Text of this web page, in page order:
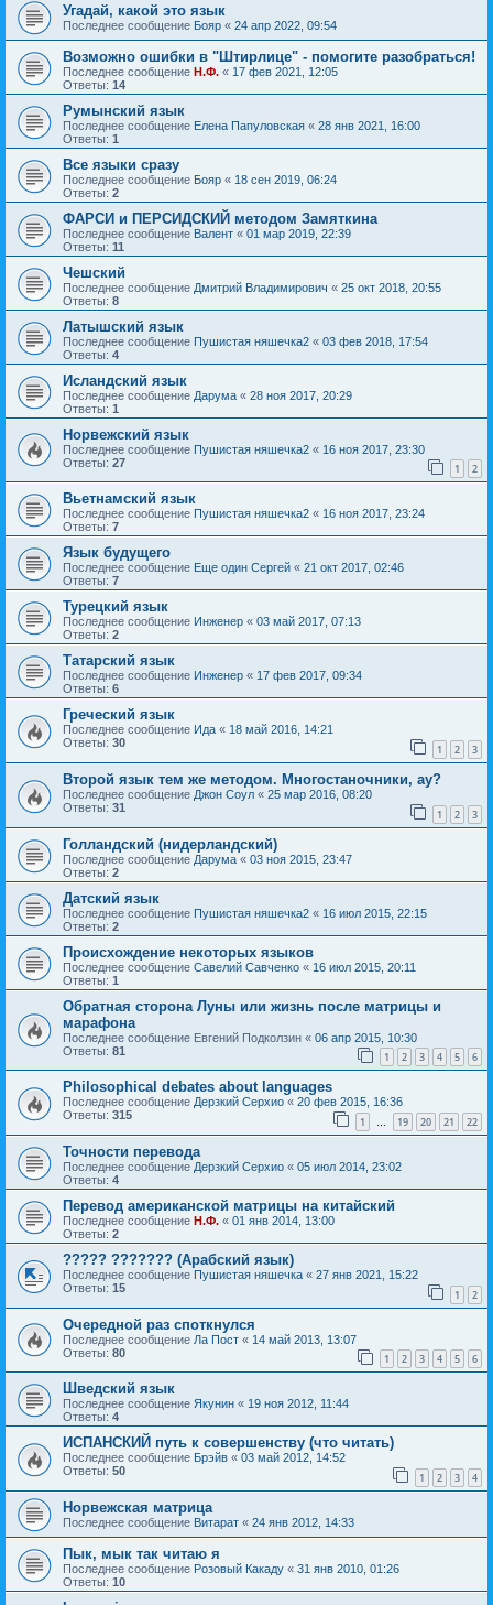
Угадай, какой это язык
Последнее сообщение Бояр « 24 апр 2022, 09:54
Возможно ошибки в "Штирлице" - помогите разобраться!
Последнее сообщение Н.Ф. « 17 фев 2021, 12:05
Ответы: 14
Румынский язык
Последнее сообщение Елена Папуловская « 28 янв 2021, 16:00
Ответы: 1
Все языки сразу
Последнее сообщение Бояр « 18 сен 2019, 06:24
Ответы: 2
ФАРСИ и ПЕРСИДСКИЙ методом Замяткина
Последнее сообщение Валент « 01 мар 2019, 22:39
Ответы: 11
Чешский
Последнее сообщение Дмитрий Владимирович « 25 окт 2018, 20:55
Ответы: 8
Латышский язык
Последнее сообщение Пушистая няшечка2 « 03 фев 2018, 17:54
Ответы: 4
Исландский язык
Последнее сообщение Дарума « 28 ноя 2017, 20:29
Ответы: 1
Норвежский язык
Последнее сообщение Пушистая няшечка2 « 16 ноя 2017, 23:30
Ответы: 27 1 2
Вьетнамский язык
Последнее сообщение Пушистая няшечка2 « 16 ноя 2017, 23:24
Ответы: 7
Язык будущего
Последнее сообщение Еще один Сергей « 21 окт 2017, 02:46
Ответы: 7
Турецкий язык
Последнее сообщение Инженер « 03 май 2017, 07:13
Ответы: 2
Татарский язык
Последнее сообщение Инженер « 17 фев 2017, 09:34
Ответы: 6
Греческий язык
Последнее сообщение Ида « 18 май 2016, 14:21
Ответы: 30 1 2 3
Второй язык тем же методом. Многостаночники, ау?
Последнее сообщение Джон Соул « 25 мар 2016, 08:20
Ответы: 31 1 2 3
Голландский (нидерландский)
Последнее сообщение Дарума « 03 ноя 2015, 23:47
Ответы: 2
Датский язык
Последнее сообщение Пушистая няшечка2 « 16 июл 2015, 22:15
Ответы: 2
Происхождение некоторых языков
Последнее сообщение Савелий Савченко « 16 июл 2015, 20:11
Ответы: 1
Обратная сторона Луны или жизнь после матрицы и
марафона
Последнее сообщение Евгений Подколзин « 06 апр 2015, 10:30
Ответы: 81 1 2 3 4 5 6
Philosophical debates about languages
Последнее сообщение Дерзкий Серхио « 20 фев 2015, 16:36
Ответы: 315 1 … 19 20 21 22
Точности перевода
Последнее сообщение Дерзкий Серхио « 05 июл 2014, 23:02
Ответы: 4
Перевод американской матрицы на китайский
Последнее сообщение Н.Ф. « 01 янв 2014, 13:00
Ответы: 2
????? ??????? (Арабский язык)
Последнее сообщение Пушистая няшечка « 27 янв 2021, 15:22
Ответы: 15 1 2
Очередной раз споткнулся
Последнее сообщение Ла Пост « 14 май 2013, 13:07
Ответы: 80 1 2 3 4 5 6
Шведский язык
Последнее сообщение Якунин « 19 ноя 2012, 11:44
Ответы: 4
ИСПАНСКИЙ путь к совершенству (что читать)
Последнее сообщение Брэйв « 03 май 2012, 14:52
Ответы: 50 1 2 3 4
Норвежская матрица
Последнее сообщение Витарат « 24 янв 2012, 14:33
Пык, мык так читаю я
Последнее сообщение Розовый Какаду « 31 янв 2010, 01:26
Ответы: 10